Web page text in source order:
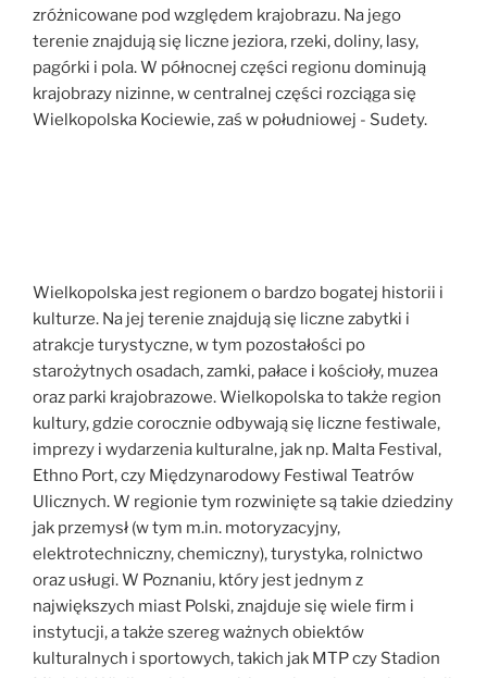
zróżnicowane pod względem krajobrazu. Na jego
terenie znajdują się liczne jeziora, rzeki, doliny, lasy,
pagórki i pola. W północnej części regionu dominują
krajobrazy nizinne, w centralnej części rozciąga się
Wielkopolska Kociewie, zaś w południowej - Sudety.
Wielkopolska jest regionem o bardzo bogatej historii i
kulturze. Na jej terenie znajdują się liczne zabytki i
atrakcje turystyczne, w tym pozostałości po
starożytnych osadach, zamki, pałace i kościoły, muzea
oraz parki krajobrazowe. Wielkopolska to także region
kultury, gdzie corocznie odbywają się liczne festiwale,
imprezy i wydarzenia kulturalne, jak np. Malta Festival,
Ethno Port, czy Międzynarodowy Festiwal Teatrów
Ulicznych. W regionie tym rozwinięte są takie dziedziny
jak przemysł (w tym m.in. motoryzacyjny,
elektrotechniczny, chemiczny), turystyka, rolnictwo
oraz usługi. W Poznaniu, który jest jednym z
największych miast Polski, znajduje się wiele firm i
instytucji, a także szereg ważnych obiektów
kulturalnych i sportowych, takich jak MTP czy Stadion